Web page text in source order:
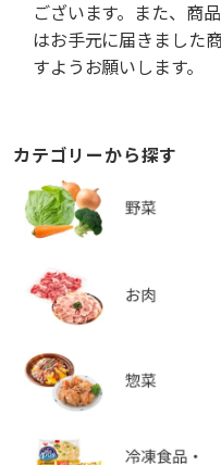
ございます。また、商
はお手元に届きました
すようお願いします。
カテゴリーから探す